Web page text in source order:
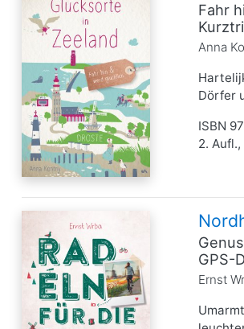
Fahr
Anna
Dörfer
ISBN
2.
GPS-
Ernst